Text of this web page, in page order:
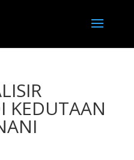
KEDUTAAN